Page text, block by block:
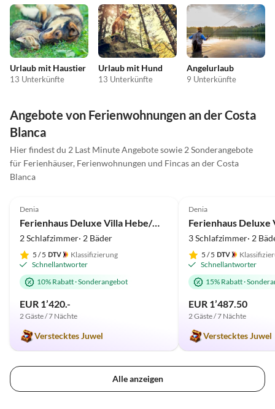
Urlaub mit Haustier
13 Unterkünfte
Urlaub mit Hund
13 Unterkünfte
Angelurlaub
9 Unterkünfte
Angebote von Ferienwohnungen an der Costa
Blanca
Hier findest du 2 Last Minute Angebote sowie 2 Sonderangebote
für Ferienhäuser, Ferienwohnungen und Fincas an der Costa
Blanca
Denia
Ferienhaus Deluxe Villa Hebe/Marquesa
2 Schlafzimmer· 2 Bäder
5 / 5
Klassifizierung
Schnellantworter
10% Rabatt·Sonderangebot
EUR 1’420.-
2 Gäste / 7 Nächte
Verstecktes Juwel
Denia
Ferienhaus Deluxe
3 Schlafzimmer· 2
5 / 5
Schnellantworter
15% Rabatt·
EUR 1’487.50
2 Gäste / 7 Nächte
Verstecktes Juwel
Alle anzeigen